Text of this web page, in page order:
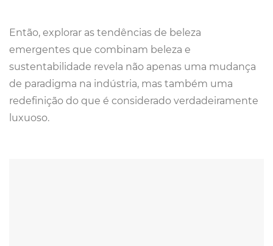
Então, explorar as tendências de beleza
emergentes que combinam beleza e
sustentabilidade revela não apenas uma mudança
de paradigma na indústria, mas também uma
redefinição do que é considerado verdadeiramente
luxuoso.